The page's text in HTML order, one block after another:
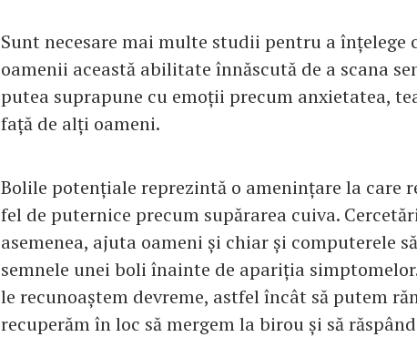
Sunt necesare mai multe studii pentru a înțelege
oamenii această abilitate înnăscută de a scana
putea suprapune cu emoții precum anxietatea,
față de alți oameni.
Bolile potențiale reprezintă o amenințare la care
fel de puternice precum supărarea cuiva.
asemenea, ajuta oameni și chiar și computerele
semnele unei boli înainte de apariția
le recunoaștem devreme, astfel încât să putem
recuperăm în loc să mergem la birou și să